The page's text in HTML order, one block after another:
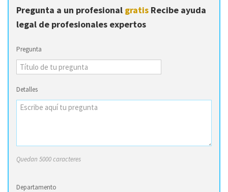
Pregunta a un profesional gratis Recibe ayuda
legal de profesionales expertos
Pregunta
Detalles
Quedan 5000 caracteres
Departamento